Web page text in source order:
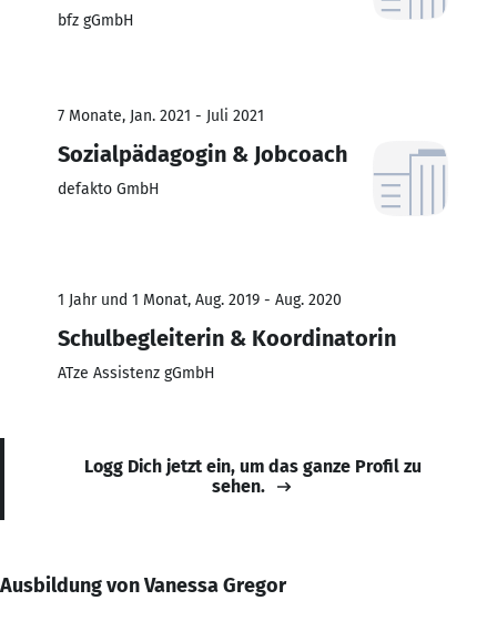
bfz gGmbH
7 Monate, Jan. 2021 - Juli 2021
Sozialpädagogin & Jobcoach
defakto GmbH
1 Jahr und 1 Monat, Aug. 2019 - Aug. 2020
Schulbegleiterin & Koordinatorin
ATze Assistenz gGmbH
Logg Dich jetzt ein, um das ganze Profil zu
sehen.
Ausbildung von Vanessa Gregor